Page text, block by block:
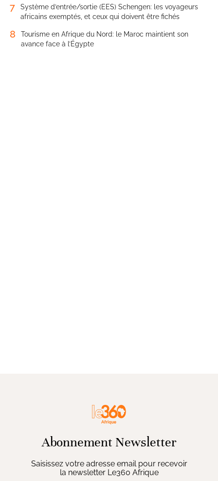
7
Système d’entrée/sortie (EES) Schengen: les voyageurs
africains exemptés, et ceux qui doivent être fichés
8
Tourisme en Afrique du Nord: le Maroc maintient son
avance face à l’Égypte
Abonnement Newsletter
Saisissez votre adresse email pour recevoir
la newsletter Le360 Afrique